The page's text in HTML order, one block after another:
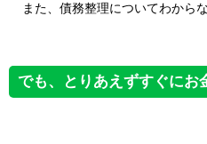
また、債務整理についてわから
でも、とりあえずすぐにお